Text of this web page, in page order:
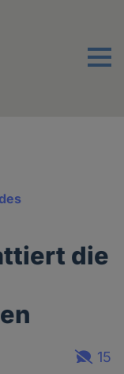
Menu
die
15